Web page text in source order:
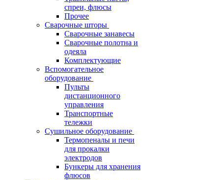
спреи, флюсы
Прочее
Сварочные шторы
Сварочные занавесы
Сварочные полотна и
одеяла
Комплектующие
Вспомогательное
оборудование
Пульты
дистанционного
управления
Транспортные
тележки
Сушильное оборудование
Термопеналы и печи
для прокалки
электродов
Бункеры для хранения
флюсов